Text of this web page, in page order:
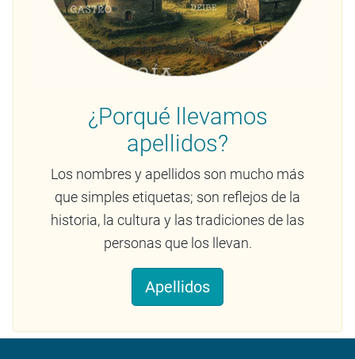
¿Porqué llevamos
apellidos?
Los nombres y apellidos son mucho más
que simples etiquetas; son reflejos de la
historia, la cultura y las tradiciones de las
personas que los llevan.
Apellidos